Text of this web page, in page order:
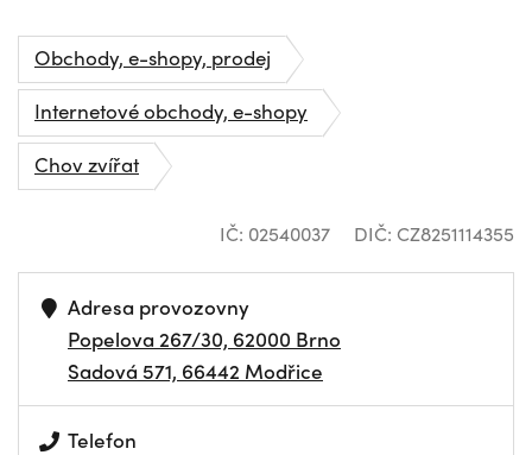
Obchody, e-shopy, prodej
Internetové obchody, e-shopy
Chov zvířat
IČ: 02540037 DIČ: CZ8251114355
Adresa provozovny
Popelova 267/30, 62000 Brno
Sadová 571, 66442 Modřice
Telefon